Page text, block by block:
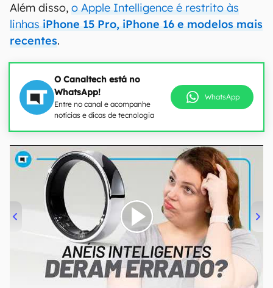
Além disso, o Apple Intelligence é restrito às
linhas iPhone 15 Pro, iPhone 16 e modelos mais
recentes.
O Canaltech está no
WhatsApp!
Entre no canal e acompanhe
notícias e dicas de tecnologia
WhatsApp
00:00/21:11